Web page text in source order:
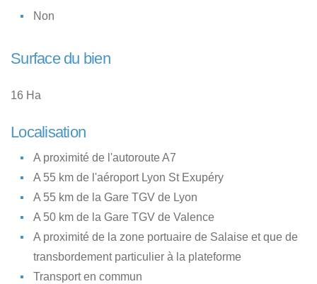
Non
Surface du bien
16 Ha
Localisation
A proximité de l'autoroute A7
A 55 km de l'aéroport Lyon St Exupéry
A 55 km de la Gare TGV de Lyon
A 50 km de la Gare TGV de Valence
A proximité de la zone portuaire de Salaise et que de
transbordement particulier à la plateforme
Transport en commun